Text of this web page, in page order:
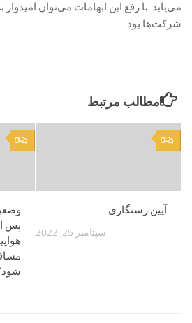
می‌یابد. با رفع این ابهامات می‌توان
شرکت‌ها بود.
مطالب مرتبط
0
پس
0
آیین رستگاری
سپتامبر 25, 2022